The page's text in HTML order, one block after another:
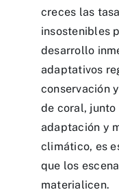
creces las
insostenibles
desarrollo
adaptativos
conservación
de coral,
adaptación y
climático, es
que los
materialicen.